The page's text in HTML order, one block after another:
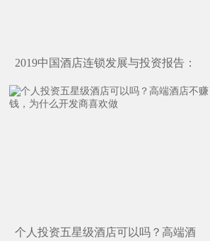
2019中国酒店连锁发展与投资报告：
中国酒店集团规模50强排名！
个人投资五星级酒店可以吗？高端酒